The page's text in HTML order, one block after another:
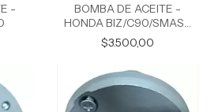
-
BOMBA DE ACEITE -
HONDA BIZ/C90/SMASH
CHICA
$3.500,00